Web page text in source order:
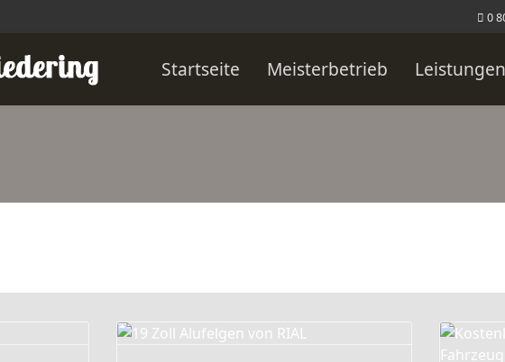
0
Startseite Meisterbetrieb Leistungen